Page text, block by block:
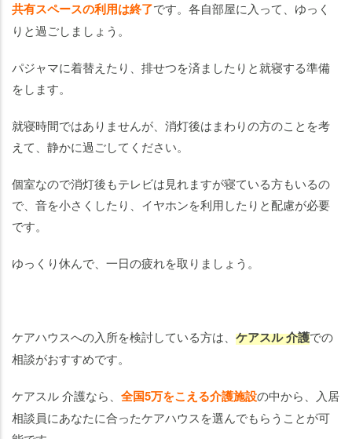
共有スペースの利用は終了です。各自部屋に入って、ゆっく
りと過ごしましょう。
パジャマに着替えたり、排せつを済ましたりと就寝する準備
をします。
就寝時間ではありませんが、消灯後はまわりの方のことを考
えて、静かに過ごしてください。
個室なので消灯後もテレビは見れますが寝ている方もいるの
で、音を小さくしたり、イヤホンを利用したりと配慮が必要
です。
ゆっくり休んで、一日の疲れを取りましょう。
ケアハウスへの入所を検討している方は、 ケアスル 介護での
相談がおすすめです。
ケアスル 介護なら、 全国5万をこえる介護施設の中から、入居
相談員にあなたに合ったケアハウスを選んでもらうことが可